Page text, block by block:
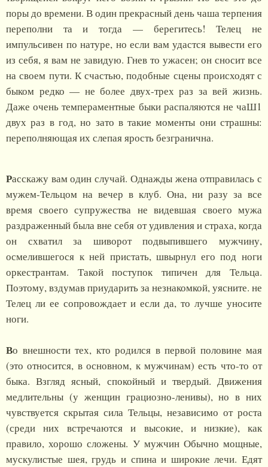
поры до времени. В один прекрасный день чаша терпения
переполни та и тогда — берегитесь! Телец не
импульсивен по натуре, но если вам удастся вывести его
из себя, я вам не завидую. Гнев то ужасен; он сносит все
на своем пути. К счастью, подобные сцены происходят с
быком редко — не более двух-трех раз за вей жизнь.
Даже очень темпераментные быки распаляются не чаШ1
двух раз в год, но зато в такие моменты они страшны:
переполняющая их слепая ярость безгранична.
Расскажу вам один случай. Однажды жена отправилась с
мужем-Тельцом на вечер в клуб. Она, ни разу за все
время своего супружества не видевшая своего мужа
раздраженный была вне себя от удивления и страха, когда
он схватил за шиворот подвыпившего мужчину,
осмелившегося к ней пристать, швырнул его под ноги
оркестрантам. Такой поступок типичен для Тельца.
Поэтому, вздумав приударить за незнакомкой, уясните. не
Телец ли ее сопровождает и если да, то лучше уносите
ноги.
Во внешности тех, кто родился в первой половине мая
(это относится, в основном, к мужчинам) есть что-то от
быка. Взгляд ясный, спокойный и твердый. Движения
медлительны (у женщин грациозно-ленивы), но в них
чувствуется скрытая сила Тельцы, независимо от роста
(среди них встречаются и высокие, и низкие), как
правило, хорошо сложены. У мужчин Обычно мощные,
мускулистые шея, грудь и спина и широкие лечи. Едят